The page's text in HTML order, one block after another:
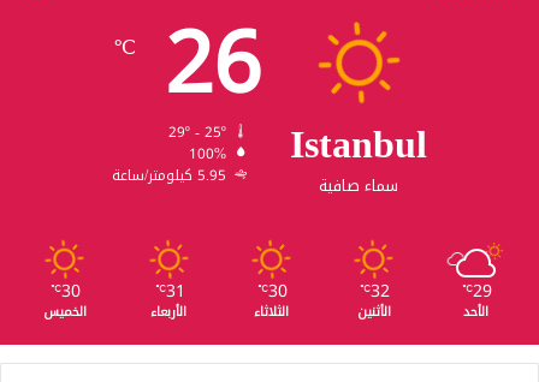
Istanbul
سماء صافية
26
℃
100%
5.95 كيلومتر/ساعة
29
℃
الأحد
32
℃
الأثنين
30
℃
الثلاثاء
31
℃
الأربعاء
30
℃
الخميس